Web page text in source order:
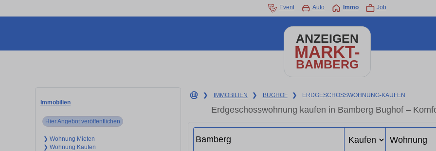
Event Auto Immo Job
ANZEIGEN
MARKT-
BAMBERG
Immobilien
Hier Angebot veröffentlichen
❯ Wohnung Mieten
❯ Wohnung Kaufen
❯ IMMOBILIEN ❯ BUGHOF ❯ ERDGESCHOSSWOHNUNG-KAUFEN
Erdgeschosswohnung kaufen in Bamberg Bughof –